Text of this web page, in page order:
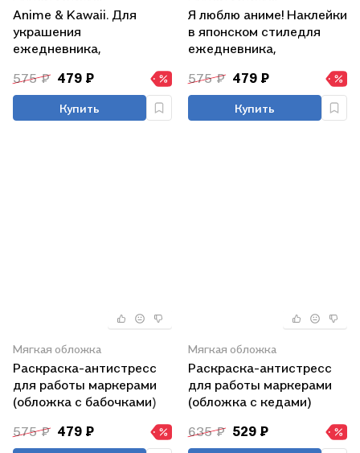
Anime & Kawaii. Для
украшения
ежедневника,
Более 600 няшных
стикеров!
575 ₽ 479 ₽
Купить
Я люблю аниме! Наклейки
в японском стиледля
ежедневника,
Более 600 наклеек!
575 ₽ 479 ₽
Купить
Мягкая обложка
Раскраска-антистресс
для работы маркерами
(обложка с бабочками)
575 ₽ 479 ₽
Мягкая обложка
Раскраска-антистресс
для работы маркерами
(обложка с кедами)
635 ₽ 529 ₽